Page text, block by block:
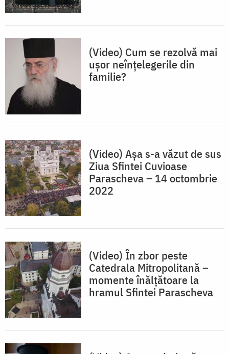
(Video) Cum se rezolvă mai
ușor neînțelegerile din
familie?
(Video) Așa s-a văzut de sus
Ziua Sfintei Cuvioase
Parascheva – 14 octombrie
2022
(Video) În zbor peste
Catedrala Mitropolitană –
momente înălțătoare la
hramul Sfintei Parascheva